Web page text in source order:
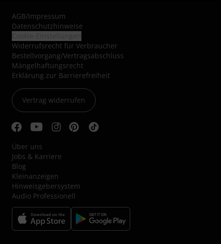
AGB/Impressum
Datenschutzhinweise
Widerrufsrecht für Verbraucher
Bestellvorgang/Vertragsabschluss
Mängelhaftungsrecht
Erklärung zur Barrierefreiheit
Vertrag widerrufen
Über uns
Jobs & Karriere
Blog
Kleinanzeigen
Hinweisgebersystem
Audio Professionell